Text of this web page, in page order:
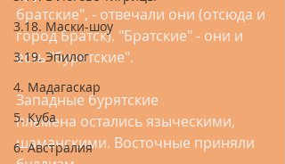
3.18. Маски-шоу
3.19. Эпилог
4. Мадагаскар
5. Куба
6. Австралия
братские", - отвечали они (отсюда и
город Братск). "Братские" - они и
есть "бурятские".
Западные бурятские
племена остались языческими,
шаманскими. Восточные приняли